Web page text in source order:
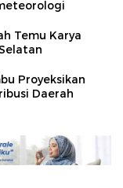
Temu Karya
Proyeksikan
Daerah